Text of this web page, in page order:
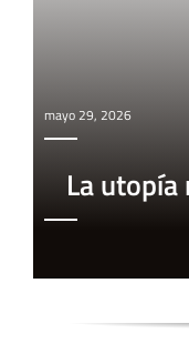
mayo 29, 2026
La utopía